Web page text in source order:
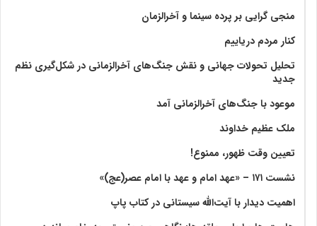
منجی گرایی بر پرده سینما و آخرالزمان
کنار مردم دریاییم
تحلیل تحولات جهانی و نقش جنگ‌های آخرالزمانی در شکل‌گیری نظم
جدید
موعود با جنگ‌های آخرالزمانی آمد
ملک عظیم خداوند
تعیین وقت ظهور، ممنوع!
نشست ۱۷۱ – «عهد امام و عهد با امام عصر(عج)»
اهمیت دیدار با آیت‌الله سیستانی در کتاب پاپ